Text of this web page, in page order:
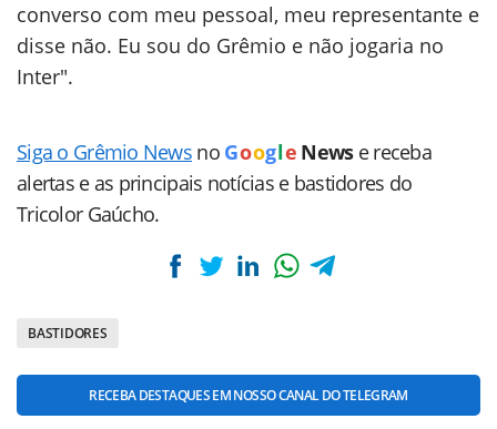
converso com meu pessoal, meu representante e
disse não. Eu sou do Grêmio e não jogaria no
Inter".
Siga o Grêmio News no Goog le News e receba
alertas e as principais notícias e bastidores do
Tricolor Gaúcho.
BASTIDORES
RECEBA DESTAQUES EM NOSSO CANAL DO TELEGRAM